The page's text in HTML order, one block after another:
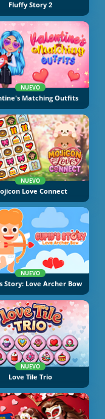
Fluffy Story 2
NUEVO
Matching Outfits
NUEVO
Love Connect
NUEVO
Story: Love Archer Bow
NUEVO
Love Tile Trio